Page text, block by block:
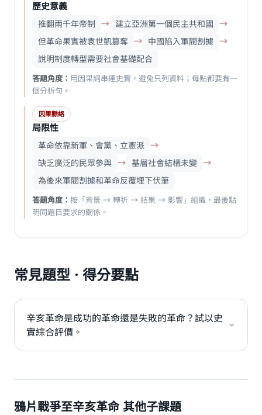
歷史意義
推翻兩千年帝制 → 建立亞洲第一個民主共和國
→
但革命果實被袁世凱篡奪 → 中國陷入軍閥割據 →
說明制度轉型需要社會基礎配合
答題角度： 用因果詞串連史實，避免只列資料；每點都要有一
個分析句。
因果脈絡
局限性
革命依靠新軍、會黨、立憲派 →
缺乏廣泛的民眾參與 → 基層社會結構未變 →
為後來軍閥割據和革命反覆埋下伏筆
答題角度： 按「背景 → 轉折 → 結果 → 影響」組織，最後點
明同題目要求的關係。
常見題型 · 得分要點
辛亥革命是成功的革命還是失敗的革命？試以史
實綜合評價。
鴉片戰爭至辛亥革命 其他子課題